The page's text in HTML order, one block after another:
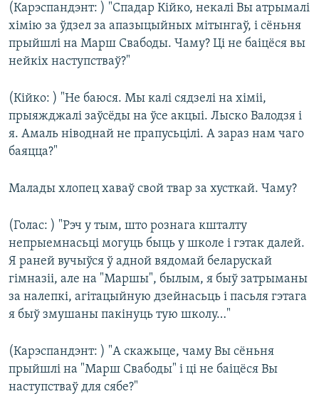
(Карэспандэнт: ) "Спадар Кійко, некалі Вы атрымалі
хімію за ўдзел за апазыцыйных мітынгаў, і сёньня
прыйшлі на Марш Свабоды. Чаму? Ці не баіцёся вы
нейкіх наступстваў?"
(Кійко: ) "Не баюся. Мы калі сядзелі на хіміі,
прыяжджалі заўсёды на ўсе акцыі. Лыско Валодзя і
я. Амаль ніводнай не прапусьцілі. А зараз нам чаго
баяцца?"
Малады хлопец хаваў свой твар за хусткай. Чаму?
(Голас: ) "Рэч у тым, што рознага кшталту
непрыемнасьці могуць быць у школе і гэтак далей.
Я раней вучыўся ў адной вядомай беларускай
гімназіі, але на "Маршы", былым, я быў затрыманы
за налепкі, агітацыйную дзейнасьць і пасьля гэтага
я быў змушаны пакінуць тую школу…"
(Карэспандэнт: ) "А скажыце, чаму Вы сёньня
прыйшлі на "Марш Свабоды" і ці не баіцёся Вы
наступстваў для сябе?"